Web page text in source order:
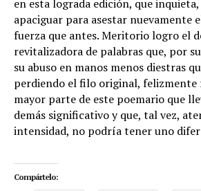
en esta lograda edición, que inquieta,
apaciguar para asestar nuevamente
fuerza que antes. Meritorio logro el
revitalizadora de palabras que, por
su abuso en manos menos diestras
perdiendo el filo original, felizmente
mayor parte de este poemario que
demás significativo y que, tal vez,
intensidad, no podría tener uno
Compártelo: